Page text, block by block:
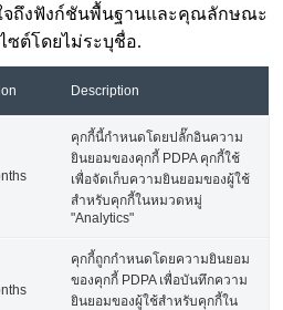
จถึงฟังก์ชันพื้นฐานและคุณลักษณะ
ซต์โดยไม่ระบุชื่อ.
Description
คุกกี้นี้กำหนดโดยปลั๊กอินความ
ยินยอมของคุกกี้ PDPA คุกกี้ใช้
เพื่อจัดเก็บความยินยอมของผู้ใช้
สำหรับคุกกี้ในหมวดหมู่
"Analytics"
คุกกี้ถูกกำหนดโดยความยินยอม
ของคุกกี้ PDPA เพื่อบันทึกความ
ยินยอมของผู้ใช้สำหรับคุกกี้ใน